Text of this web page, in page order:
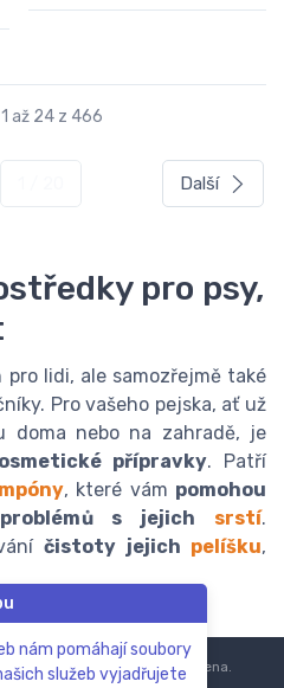
až 24 z 466
Další
pro psy,
lidi, ale samozřejmě také
Pro vašeho pejska, ať už
doma nebo na zahradě, je
přípravky. Patří
, které vám pomohou
s jejich srstí.
čistoty jejich pelíšku,
nám pomáhají soubory
služeb vyjadřujete
Všechna práva vyhrazena.